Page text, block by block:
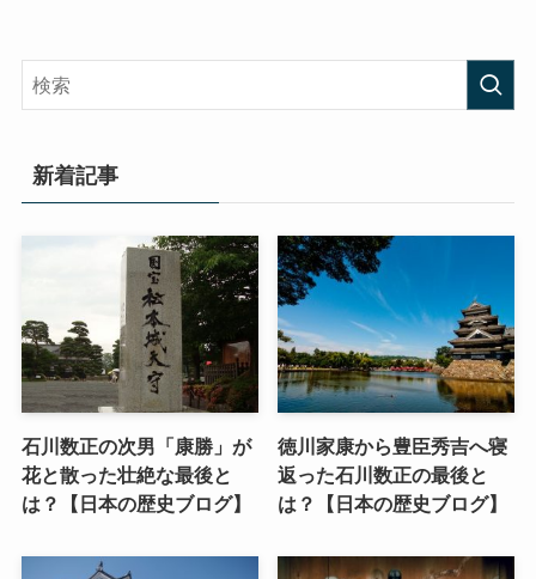
新着記事
石川数正の次男「康勝」が
花と散った壮絶な最後と
は？【日本の歴史ブログ】
徳川家康から豊臣秀吉へ寝
返った石川数正の最後と
は？【日本の歴史ブログ】